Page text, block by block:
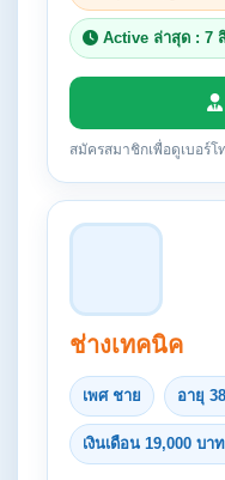
Active ล่าสุด : 7
สมัครสมาชิกเพื่อดูเบอร์โ
ช่างเทคนิค
เพศ ชาย อายุ
เงินเดือน 19,000 บา